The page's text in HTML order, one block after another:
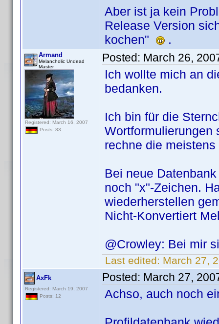
Aber ist ja kein
Release Version
kochen"
.
Armand
Melancholic Undead
Master
Registered: March 16, 2007
Posts: 83
Posted: March 26,
Ich wollte mich an
bedanken.
Ich bin für die
Wortformulierungen
rechne die
Bei neue
noch "x"-Zeichen.
wiederherstellen
Nicht-Konvertiert
@Crowley: Bei mir
Last edited: March 27,
AxFk
Registered: March 19, 2007
Posts: 12
Posted: March 27,
Achso, auch noch